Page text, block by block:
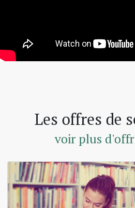
Les offres de
voir plus